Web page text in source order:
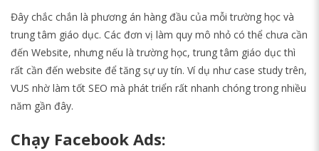
Đây chắc chắn là phương án hàng đầu của mỗi trường học và
trung tâm giáo dục. Các đơn vị làm quy mô nhỏ có thể chưa cần
đến Website, nhưng nếu là trường học, trung tâm giáo dục thì
rất cần đến website để tăng sự uy tín. Ví dụ như case study trên,
VUS nhờ làm tốt SEO mà phát triển rất nhanh chóng trong nhiều
năm gần đây.
Chạy Facebook Ads: